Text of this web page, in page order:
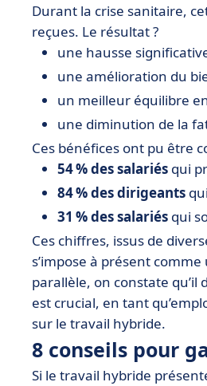
Durant la crise sanitaire,
reçues. Le résultat ?
une hausse
une amélioration du
un meilleur équilibre
une diminution de la
Ces bénéfices ont pu être
54 % des salariés qui
84 % des dirigeants
31 % des salariés qui
Ces chiffres, issus de
s’impose à présent
parallèle, on constate
est crucial, en tant
sur le travail hybride.
8 conseils pour
Si le travail hybride